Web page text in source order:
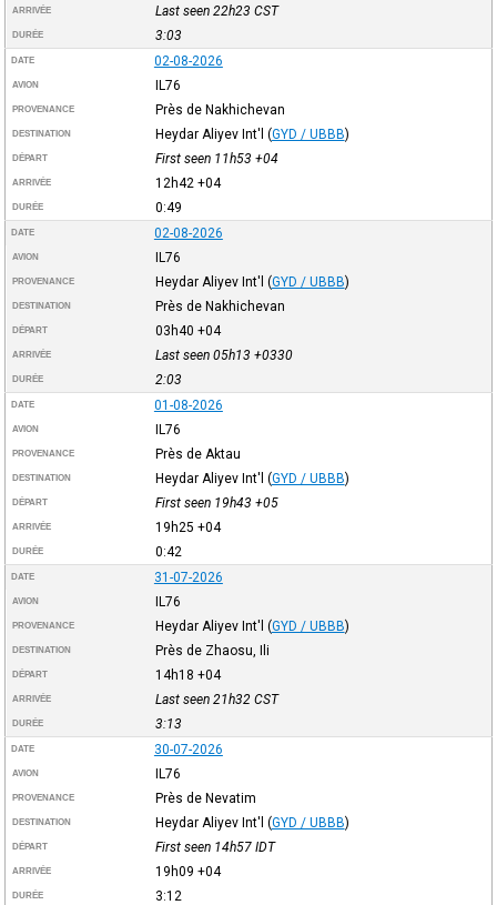
ARRIVÉE Last seen 22h23 CST
DURÉE 3:03
DATE 02-08-2026
AVION IL76
PROVENANCE Près de Nakhichevan
DESTINATION Heydar Aliyev Int'l (GYD / UBBB)
DÉPART First seen 11h53 +04
ARRIVÉE 12h42 +04
DURÉE 0:49
DATE 02-08-2026
AVION IL76
PROVENANCE Heydar Aliyev Int'l (GYD / UBBB)
DESTINATION Près de Nakhichevan
DÉPART 03h40 +04
ARRIVÉE Last seen 05h13 +0330
DURÉE 2:03
DATE 01-08-2026
AVION IL76
PROVENANCE Près de Aktau
DESTINATION Heydar Aliyev Int'l (GYD / UBBB)
DÉPART First seen 19h43 +05
ARRIVÉE 19h25 +04
DURÉE 0:42
DATE 31-07-2026
AVION IL76
PROVENANCE Heydar Aliyev Int'l (GYD / UBBB)
DESTINATION Près de Zhaosu, Ili
DÉPART 14h18 +04
ARRIVÉE Last seen 21h32 CST
DURÉE 3:13
DATE 30-07-2026
AVION IL76
PROVENANCE Près de Nevatim
DESTINATION Heydar Aliyev Int'l (GYD / UBBB)
DÉPART First seen 14h57 IDT
ARRIVÉE 19h09 +04
DURÉE 3:12